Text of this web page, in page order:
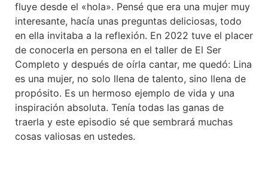
fluye desde el «hola». Pensé que era una mujer muy
interesante, hacía unas preguntas deliciosas, todo
en ella invitaba a la reflexión. En 2022 tuve el placer
de conocerla en persona en el taller de El Ser
Completo y después de oírla cantar, me quedó: Lina
es una mujer, no solo llena de talento, sino llena de
propósito. Es un hermoso ejemplo de vida y una
inspiración absoluta. Tenía todas las ganas de
traerla y este episodio sé que sembrará muchas
cosas valiosas en ustedes.